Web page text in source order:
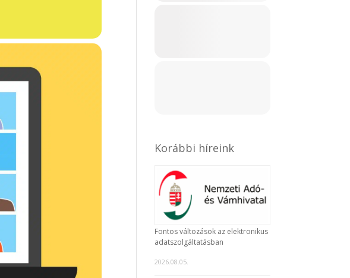
Korábbi híreink
Fontos változások az elektronikus
adatszolgáltatásban
2026.08.05.